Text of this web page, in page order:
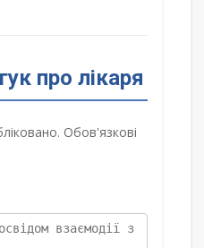
про лікаря
Обов'язкові